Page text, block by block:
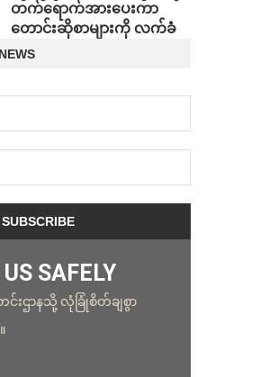
တက်ရောက်အားပေးကာ
တောင်းဆိုစာများကို လက်ခံ
SAFELY
ဌာနသို့ လုံခြုံစိတ်ချစွာ